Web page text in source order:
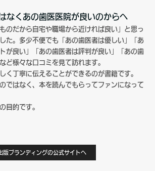
なくあの歯医医院が良いのからへ
のだから自宅や職場から近ければ良い」と思っ
た。多少不便でも「あの歯医者は優しい」「あ
が良い」「あの歯医者は評判が良い」「あの歯
ど様々な口コミを見て訪れます。
く丁寧に伝えることができるのが書籍です。
ではなく、本を読んでもらってファンになって
目的です。
版ブランディングの公式サイトへ